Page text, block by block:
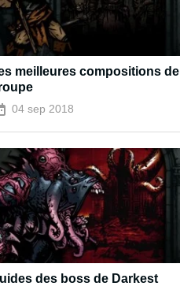
meilleures compositions de
04 sep 2018
des boss de Darkest